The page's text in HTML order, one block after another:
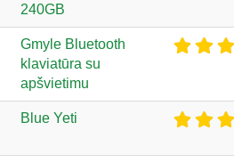
240GB
Gmyle Bluetooth
klaviatūra su
apšvietimu
Blue Yeti